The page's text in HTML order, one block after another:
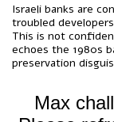
Israeli banks are
troubled
This is not
echoes the 1980s
preservation